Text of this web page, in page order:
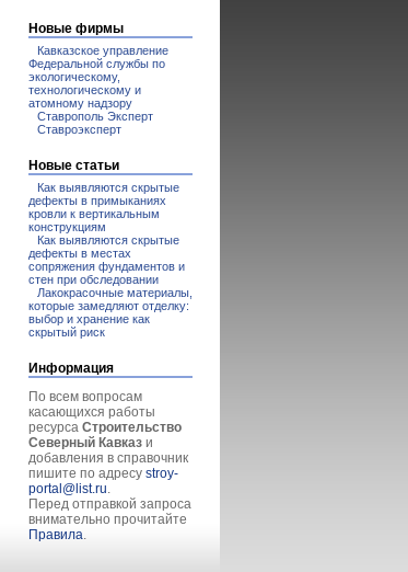
Новые фирмы
Кавказское управление
Федеральной службы по
экологическому,
технологическому и
атомному надзору
Ставрополь Эксперт
Ставроэксперт
Новые статьи
Как выявляются скрытые
дефекты в примыканиях
кровли к вертикальным
конструкциям
Как выявляются скрытые
дефекты в местах
сопряжения фундаментов и
стен при обследовании
Лакокрасочные материалы,
которые замедляют отделку:
выбор и хранение как
скрытый риск
Информация
По всем вопросам
касающихся работы
ресурса Строительство
Северный Кавказ и
добавления в справочник
пишите по адресу stroy-
portal@list.ru.
Перед отправкой запроса
внимательно прочитайте
Правила.